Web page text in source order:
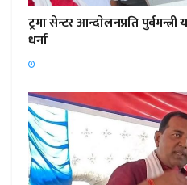
ट्रमा सेन्टर आन्दाेलनप्रति
धर्ना